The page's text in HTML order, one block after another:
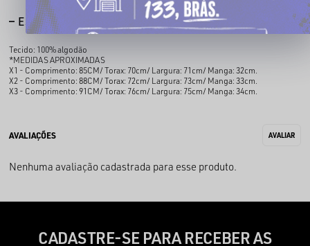
ESPECIFICAÇÕES
Tecido: 100% algodão
*MEDIDAS APROXIMADAS
X1 - Comprimento: 85CM/ Torax: 70cm/ Largura: 71cm/ Manga: 32cm.
X2 - Comprimento: 88CM/ Torax: 72cm/ Largura: 73cm/ Manga: 33cm.
X3 - Comprimento: 91CM/ Torax: 76cm/ Largura: 75cm/ Manga: 34cm.
Nenhuma avaliação cadastrada para esse produto.
CADASTRE-SE PARA RECEBER AS